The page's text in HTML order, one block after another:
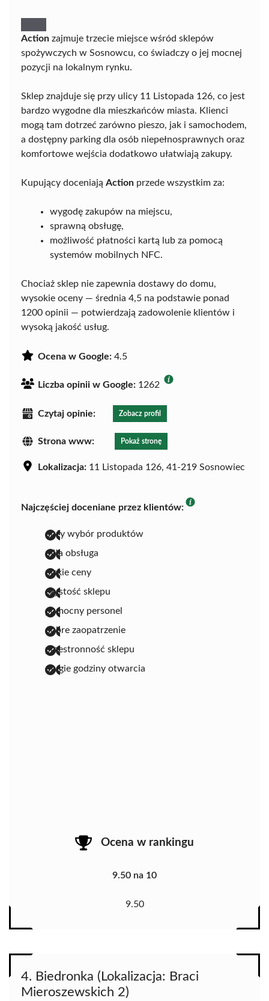
Action zajmuje trzecie miejsce wśród sklepów
spożywczych w Sosnowcu, co świadczy o jej mocnej
pozycji na lokalnym rynku.
Sklep znajduje się przy ulicy 11 Listopada 126, co jest
bardzo wygodne dla mieszkańców miasta. Klienci
mogą tam dotrzeć zarówno pieszo, jak i samochodem,
a dostępny parking dla osób niepełnosprawnych oraz
komfortowe wejścia dodatkowo ułatwiają zakupy.
Kupujący doceniają Action przede wszystkim za:
wygodę zakupów na miejscu,
sprawną obsługę,
możliwość płatności kartą lub za pomocą
systemów mobilnych NFC.
Chociaż sklep nie zapewnia dostawy do domu,
wysokie oceny — średnia 4,5 na podstawie ponad
1200 opinii — potwierdzają zadowolenie klientów i
wysoką jakość usług.
Ocena w Google: 4.5
Liczba opinii w Google: 1262
Czytaj opinie: Zobacz profil
Strona www: Pokaż stronę
Lokalizacja: 11 Listopada 126, 41-219 Sosnowiec
Najczęściej doceniane przez klientów:
duży wybór produktów
miła obsługa
niskie ceny
czystość sklepu
pomocny personel
dobre zaopatrzenie
przestronność sklepu
długie godziny otwarcia
Ocena w rankingu
9.50 na 10
9.50
4. Biedronka (Lokalizacja: Braci
Mieroszewskich 2)